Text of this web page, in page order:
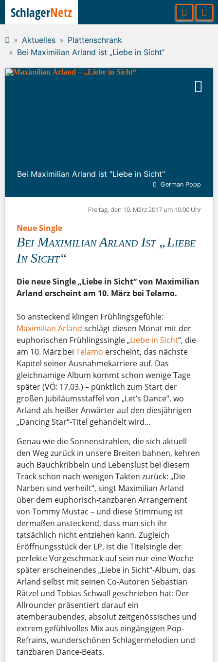
Aktuelles
Plattenschrank
Bei Maximilian Arland ist „Liebe in Sicht“
Bei Maximilian Arland ist "Liebe in Sicht"
German Popp
Freitag, den 10. März 2017 um 10:00 Uhr
Neue Single
Bei Maximilian Arland Ist „Liebe
In Sicht“
Die neue Single „Liebe in Sicht“ von Maximilian
Arland erscheint am 10. März bei Telamo.
So ansteckend klingen Frühlingsgefühle:
Maximilian Arland schlägt diesen Monat mit der
euphorischen Frühlingssingle „Liebe in Sicht“, die
am 10. März bei Telamo erscheint, das nächste
Kapitel seiner Ausnahmekarriere auf. Das
gleichnamige Album kommt schon wenige Tage
später (VÖ: 17.03.) – pünktlich zum Start der
großen Jubiläumsstaffel von „Let’s Dance“, wo
Arland als heißer Anwärter auf den diesjährigen
„Dancing Star“-Titel gehandelt wird…
Genau wie die Sonnenstrahlen, die sich aktuell
den Weg zurück in unsere Breiten bahnen, kehren
auch Bauchkribbeln und Lebenslust bei diesem
Track schon nach wenigen Takten zurück: „Die
Narben sind verheilt“, singt Maximilian Arland
über dem euphorisch-tanzbaren Arrangement
von Tommy Mustac – und diese Stimmung ist
dermaßen ansteckend, dass man sich ihr
tatsächlich nicht entziehen kann. Zugleich
Eröffnungsstück der LP, ist die Titelsingle der
perfekte Vorgeschmack auf sein nur eine Woche
später erscheinendes „Liebe in Sicht“-Album, das
Arland selbst mit seinen Co-Autoren Sebastian
Rätzel und Tobias Schwall geschrieben hat: Der
Allrounder präsentiert darauf ein
atemberaubendes, absolut zeitgenössisches und
extrem gefühlvolles Mix aus eingängigen Pop-
Refrains, wunderschönen Schlagermelodien und
tanzbaren Dance-Beats.
SchlagerNetz